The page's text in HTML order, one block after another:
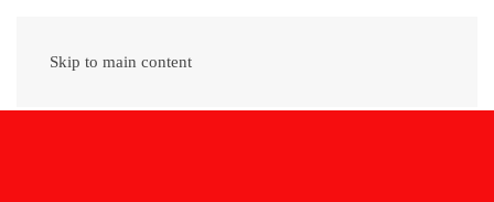
Skip to main content